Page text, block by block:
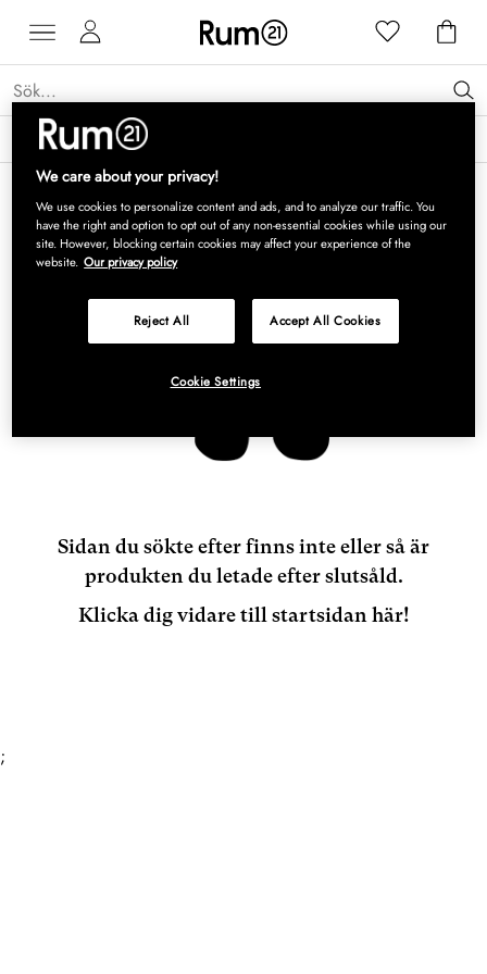
Få 15 % rabatt på Grythyttan Stålmöbler* →
Sidan du sökte efter finns inte eller så är
produkten du letade efter slutsåld.
Klicka dig vidare till startsidan här!
;
We care about your privacy!
We use cookies to personalize content and ads, and to analyze our traffic. You
have the right and option to opt out of any non-essential cookies while using our
site. However, blocking certain cookies may affect your experience of the
website. Our privacy policy
Reject All Accept All Cookies
Cookie Settings